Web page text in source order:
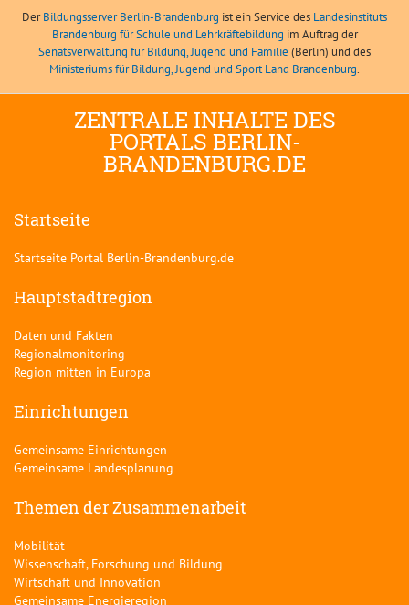
DerBildungsserver Berlin-Brandenburg ist ein Service des Landesinstituts
Brandenburg für Schule und Lehrkräftebildung im Auftrag der
Senatsverwaltung für Bildung, Jugend und Familie (Berlin) und des
Ministeriums für Bildung, Jugend und Sport Land Brandenburg.
ZENTRALE INHALTE DES
PORTALS BERLIN-
BRANDENBURG.DE
Startseite
Startseite Portal Berlin-Brandenburg.de
Hauptstadtregion
Daten und Fakten
Regionalmonitoring
Region mitten in Europa
Einrichtungen
Gemeinsame Einrichtungen
Gemeinsame Landesplanung
Themen der Zusammenarbeit
Mobilität
Wissenschaft, Forschung und Bildung
Wirtschaft und Innovation
Gemeinsame Energieregion